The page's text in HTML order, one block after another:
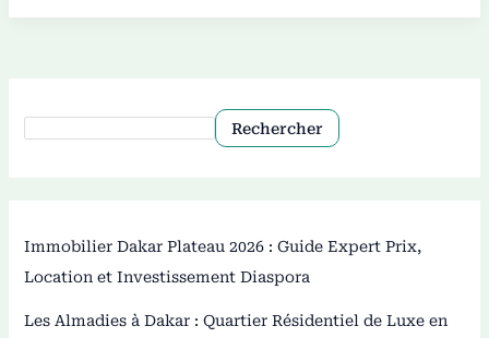
Rechercher
Immobilier Dakar Plateau 2026 : Guide Expert Prix,
Location et Investissement Diaspora
Les Almadies à Dakar : Quartier Résidentiel de Luxe en